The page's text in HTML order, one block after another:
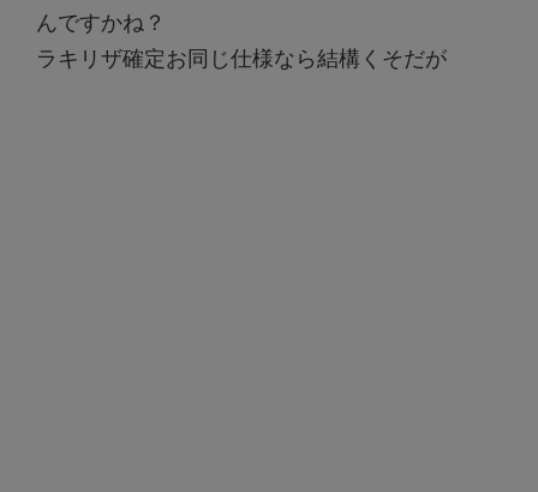
んですかね？
ラキリザ確定お同じ仕様なら結構くそだが